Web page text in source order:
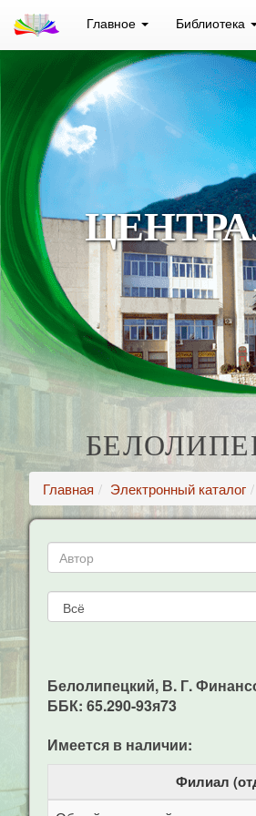
Главное Библиотека
Главная Электронный каталог
Белолипецкий, В. Г.
ББК: 65.290-93я73
Имеется в наличии:
Филиал